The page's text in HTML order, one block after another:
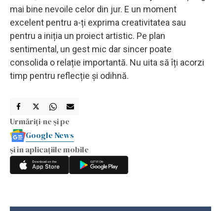
mai bine nevoile celor din jur. E un moment
excelent pentru a-ți exprima creativitatea sau
pentru a iniția un proiect artistic. Pe plan
sentimental, un gest mic dar sincer poate
consolida o relație importantă. Nu uita să îți acorzi
timp pentru reflecție și odihnă.
Urmăriți-ne și pe
Google News
și în aplicațiile mobile